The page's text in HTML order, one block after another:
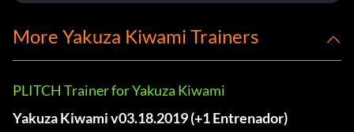
More Yakuza Kiwami Trainers
PLITCH Trainer for Yakuza Kiwami
Yakuza Kiwami v03.18.2019 (+1 Entrenador)